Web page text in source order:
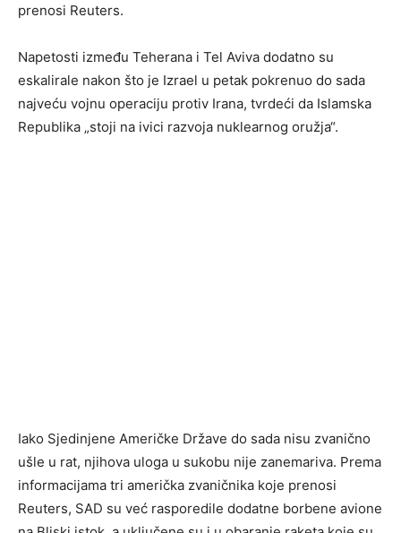
prenosi Reuters.
Napetosti između Teherana i Tel Aviva dodatno su
eskalirale nakon što je Izrael u petak pokrenuo do sada
najveću vojnu operaciju protiv Irana, tvrdeći da Islamska
Republika „stoji na ivici razvoja nuklearnog oružja“.
Iako Sjedinjene Američke Države do sada nisu zvanično
ušle u rat, njihova uloga u sukobu nije zanemariva. Prema
informacijama tri američka zvaničnika koje prenosi
Reuters, SAD su već rasporedile dodatne borbene avione